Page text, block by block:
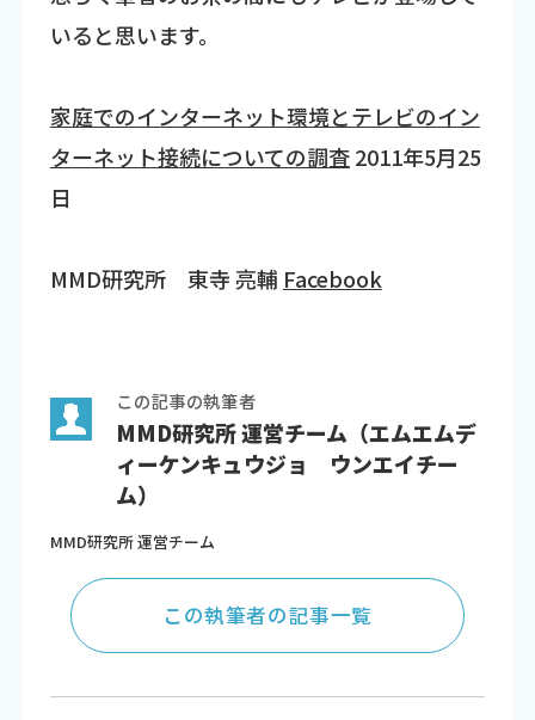
いると思います。
家庭でのインターネット環境とテレビのイン
ターネット接続についての調査2011年5月25
日
MMD研究所 東寺 亮輔 Facebook
この記事の執筆者
MMD研究所 運営チーム（エムエムデ
ィーケンキュウジョ ウンエイチー
ム）
MMD研究所 運営チーム
この執筆者の記事一覧